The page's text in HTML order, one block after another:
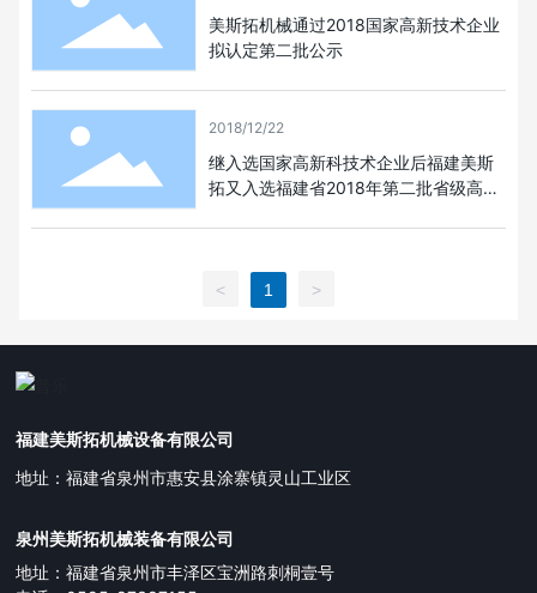
美斯拓机械通过2018国家高新技术企业
拟认定第二批公示
2018/12/22
继入选国家高新科技术企业后福建美斯
拓又入选福建省2018年第二批省级高新
< 1 >
福建美斯拓机械设备有限公司
地址：福建省泉州市惠安县涂寨镇灵山工业区
泉州美斯拓机械装备有限公司
地址：福建省泉州市丰泽区宝洲路刺桐壹号